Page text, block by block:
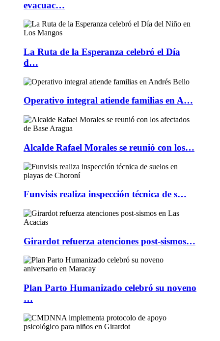
evacuac…
La Ruta de la Esperanza celebró el Día
d…
Operativo integral atiende familias en A…
Alcalde Rafael Morales se reunió con los…
Funvisis realiza inspección técnica de s…
Girardot refuerza atenciones post-sismos…
Plan Parto Humanizado celebró su noveno
…